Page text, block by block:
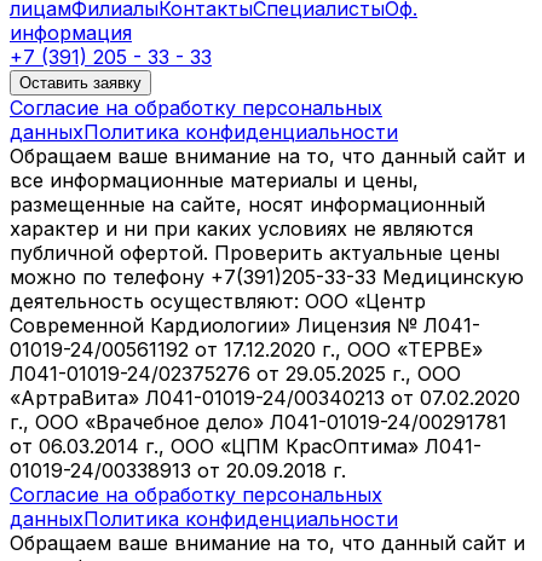
лицамФилиалыКонтактыСпециалистыОф.
информация
+7 (391) 205 - 33 - 33
Оставить заявку
Согласие на обработку персональных
данныхПолитика конфиденциальности
Обращаем ваше внимание на то, что данный сайт и
все информационные материалы и цены,
размещенные на сайте, носят информационный
характер и ни при каких условиях не являются
публичной офертой. Проверить актуальные цены
можно по телефону +7(391)205-33-33 Медицинскую
деятельность осуществляют: ООО «Центр
Современной Кардиологии» Лицензия № Л041-
01019-24/00561192 от 17.12.2020 г., ООО «ТЕРВЕ»
Л041-01019-24/02375276 от 29.05.2025 г., ООО
«АртраВита» Л041-01019-24/00340213 от 07.02.2020
г., ООО «Врачебное дело» Л041-01019-24/00291781
от 06.03.2014 г., ООО «ЦПМ КрасОптима» Л041-
01019-24/00338913 от 20.09.2018 г.
Согласие на обработку персональных
данныхПолитика конфиденциальности
Обращаем ваше внимание на то, что данный сайт и